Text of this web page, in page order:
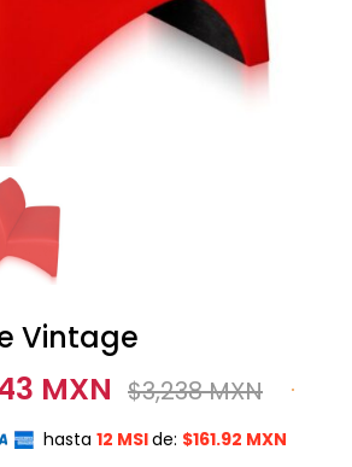
Vintage
MXN $3,238 MXN
hasta 12 MSIde: $161.92 MXN